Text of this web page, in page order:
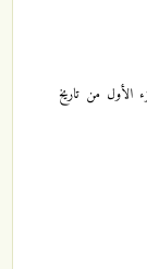
الأول من تاريخ